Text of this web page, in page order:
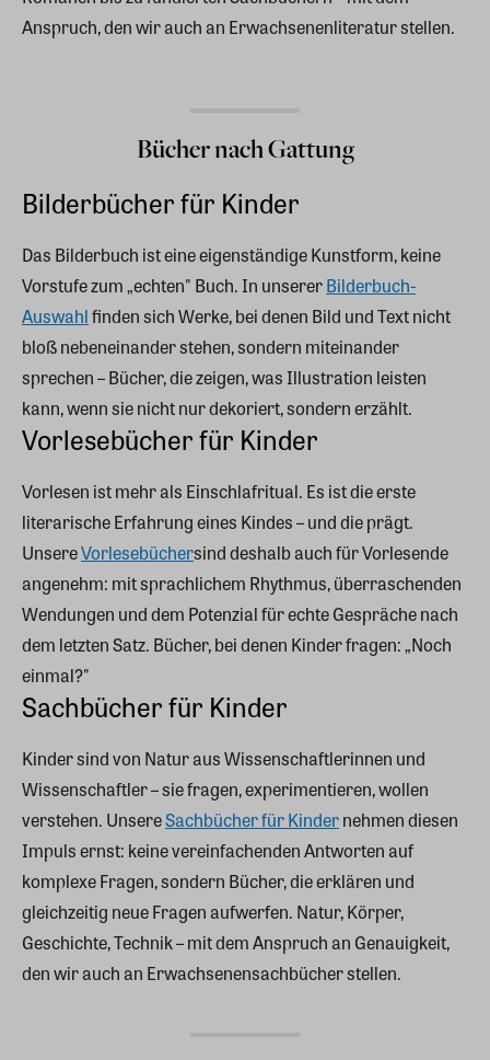
Anspruch, den wir auch an Erwachsenenliteratur stellen.
Bücher nach Gattung
Bilderbücher für Kinder
Das Bilderbuch ist eine eigenständige Kunstform, keine
Vorstufe zum „echten" Buch. In unsererBilderbuch-
Auswahlfinden sich Werke, bei denen Bild und Text nicht
bloß nebeneinander stehen, sondern miteinander
sprechen – Bücher, die zeigen, was Illustration leisten
kann, wenn sie nicht nur dekoriert, sondern erzählt.
Vorlesebücher für Kinder
Vorlesen ist mehr als Einschlafritual. Es ist die erste
literarische Erfahrung eines Kindes – und die prägt.
UnsereVorlesebüchersind deshalb auch für Vorlesende
angenehm: mit sprachlichem Rhythmus, überraschenden
Wendungen und dem Potenzial für echte Gespräche nach
dem letzten Satz. Bücher, bei denen Kinder fragen: „Noch
einmal?"
Sachbücher für Kinder
Kinder sind von Natur aus Wissenschaftlerinnen und
Wissenschaftler – sie fragen, experimentieren, wollen
verstehen. UnsereSachbücher für Kindernehmen diesen
Impuls ernst: keine vereinfachenden Antworten auf
komplexe Fragen, sondern Bücher, die erklären und
gleichzeitig neue Fragen aufwerfen. Natur, Körper,
Geschichte, Technik – mit dem Anspruch an Genauigkeit,
den wir auch an Erwachsenensachbücher stellen.